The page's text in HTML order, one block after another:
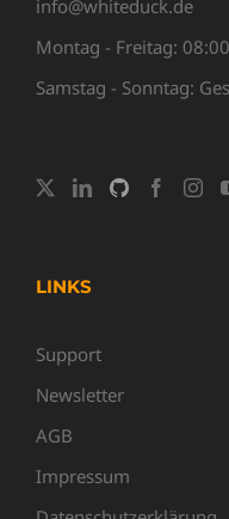
info@whiteduck.de
Montag - Freitag:
Samstag - Sonntag:
LINKS
Support
Newsletter
AGB
Impressum